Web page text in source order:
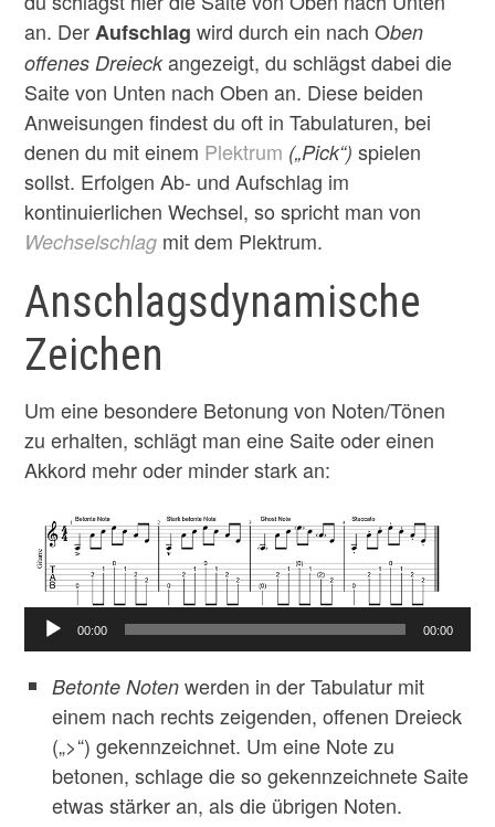
an. Der Aufschlag wird durch ein nach Oben
offenes Dreieckangezeigt, du schlägst dabei die
Saite von Unten nach Oben an. Diese beiden
Anweisungen findest du oft in Tabulaturen, bei
denen du mit einem Plektrum („Pick“) spielen
sollst. Erfolgen Ab- und Aufschlag im
kontinuierlichen Wechsel, so spricht man von
Wechselschlag mit dem Plektrum.
Anschlagsdynamische
Zeichen
Um eine besondere Betonung von Noten/Tönen
zu erhalten, schlägt man eine Saite oder einen
Akkord mehr oder minder stark an:
00:00 00:00
Betonte Noten werden in der Tabulatur mit
einem nach rechts zeigenden, offenen Dreieck
(„>“) gekennzeichnet. Um eine Note zu
betonen, schlage die so gekennzeichnete Saite
etwas stärker an, als die übrigen Noten.